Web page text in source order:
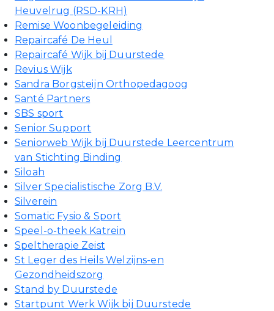
Heuvelrug (RSD-KRH)
Remise Woonbegeleiding
Repaircafé De Heul
Repaircafé Wijk bij Duurstede
Revius Wijk
Sandra Borgsteijn Orthopedagoog
Santé Partners
SBS sport
Senior Support
Seniorweb Wijk bij Duurstede Leercentrum
van Stichting Binding
Siloah
Silver Specialistische Zorg B.V.
Silverein
Somatic Fysio & Sport
Speel-o-theek Katrein
Speltherapie Zeist
St Leger des Heils Welzijns-en
Gezondheidszorg
Stand by Duurstede
Startpunt Werk Wijk bij Duurstede